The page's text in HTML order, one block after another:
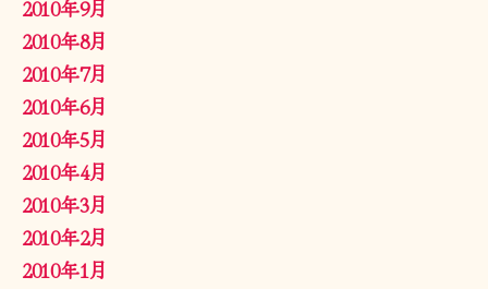
2010年9月
2010年8月
2010年7月
2010年6月
2010年5月
2010年4月
2010年3月
2010年2月
2010年1月